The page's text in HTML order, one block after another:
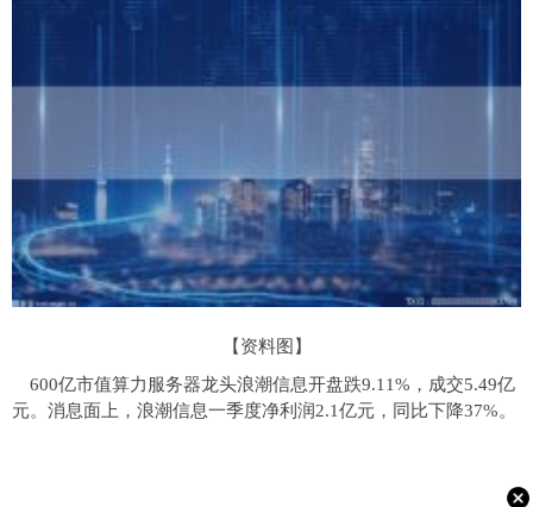
【资料图】
600亿市值算力服务器龙头浪潮信息开盘跌9.11%，成交5.49亿
元。消息面上，浪潮信息一季度净利润2.1亿元，同比下降37%。